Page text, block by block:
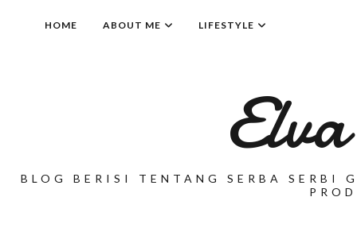
HOME ABOUT ME LIFESTYLE
BLOG BERISI TENTANG SERBA SERBI